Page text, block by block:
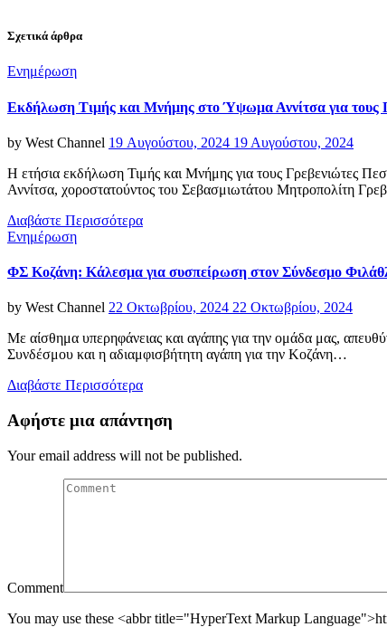
Σχετικά άρθρα
Categories
Ενημέρωση
Εκδήλωση Τιμής και Μνήμης στο Ύψωμα Αννίτσα για τους
by West Channel Posted
19 Αυγούστου, 2024 19 Αυγούστου, 2024
Η ετήσια εκδήλωση Τιμής και Μνήμης για τους Γρεβενιώτες
Αννίτσα, χοροστατούντος του Σεβασμιωτάτου Μητροπολίτη
Διαβάστε Περισσότερα
Categories
Ενημέρωση
ΦΣ Κοζάνη: Κάλεσμα για συσπείρωση στον Σύνδεσμο
by West Channel Posted
22 Οκτωβρίου, 2024 22 Οκτωβρίου, 2024
Με αίσθημα υπερηφάνειας και αγάπης για την ομάδα μας,
Συνδέσμου και η αδιαμφισβήτητη αγάπη για την Κοζάνη…
Διαβάστε Περισσότερα
Αφήστε μια απάντηση
Your email address will not be published.
Comment
You may use these <abbr title="HyperText Markup